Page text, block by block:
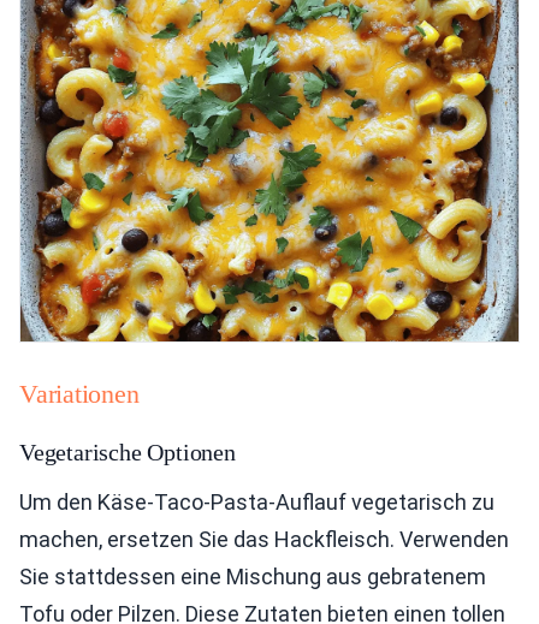
Variationen
Vegetarische Optionen
Um den Käse-Taco-Pasta-Auflauf vegetarisch zu
machen, ersetzen Sie das Hackfleisch. Verwenden
Sie stattdessen eine Mischung aus gebratenem
Tofu oder Pilzen. Diese Zutaten bieten einen tollen